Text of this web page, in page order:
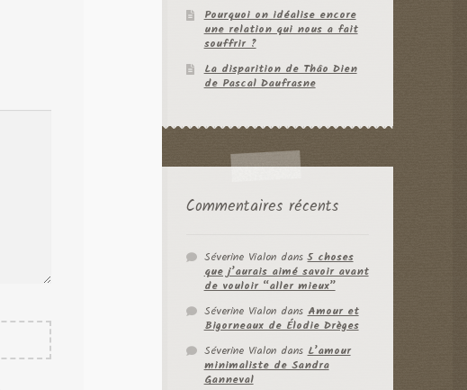
Pourquoi on idéalise encore
une relation qui nous a fait
souffrir ?
La disparition de Thâo Dien
de Pascal Daufrasne
Commentaires récents
Séverine Vialondans5 choses
que j’aurais aimé savoir avant
de vouloir “aller mieux”
Séverine VialondansAmour et
Bigorneaux de Élodie Drèges
Séverine VialondansL’amour
minimaliste de Sandra
Ganneval